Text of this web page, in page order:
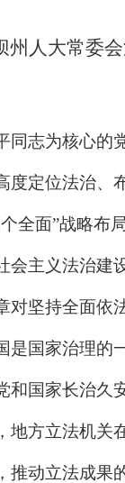
州人大常委
同志为核心的
度定位法治、
个全面”战略布
会主义法治建
对坚持全面依
是国家治理的
和国家长治久
地方立法机关
动立法成果